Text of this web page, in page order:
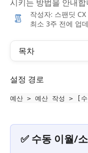
시키는 방법을 안내합
작성자: 스팬딧
최소 3주 전에 업
목차
설정 경로
예산 > 예산 작성 > [수
✅ 수동 이월/